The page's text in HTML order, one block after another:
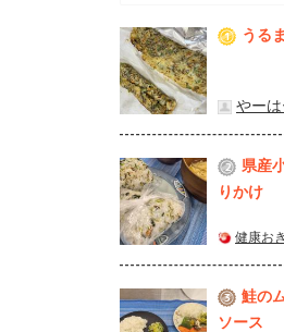
1 うる
やーは
2
県産
りかけ
健康お
3
鮭の
ソース